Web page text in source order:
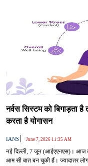
नर्वस सिस्टम को बिगाड़ता
करता है योगासन
IANS | June 7, 2026 11:35 AM
नई दिल्ली, 7 जून (आईएएनएस)। आज
आम सी बात बन चुकी हैं। ज्यादातर